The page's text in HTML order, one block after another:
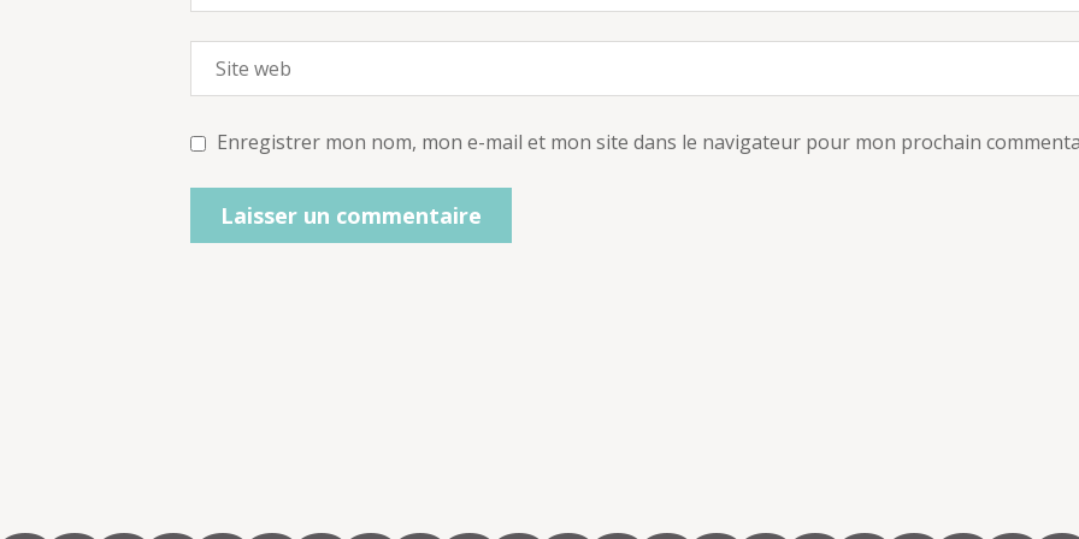
Enregistrer mon nom, mon e-mail et mon site dans le navigateur pour mon prochain